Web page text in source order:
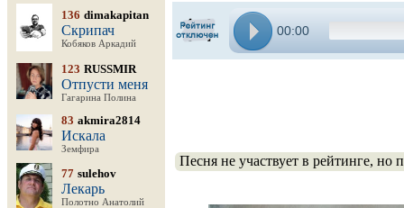
136 dimakapitan
Скрипач
Кобяков Аркадий
123 RUSSMIR
Отпусти меня
Гагарина Полина
83 akmira2814
Искала
Земфира
77 sulehov
Лекарь
Полотно Анатолий
00:00
Песня не участвует в рейтинге, но